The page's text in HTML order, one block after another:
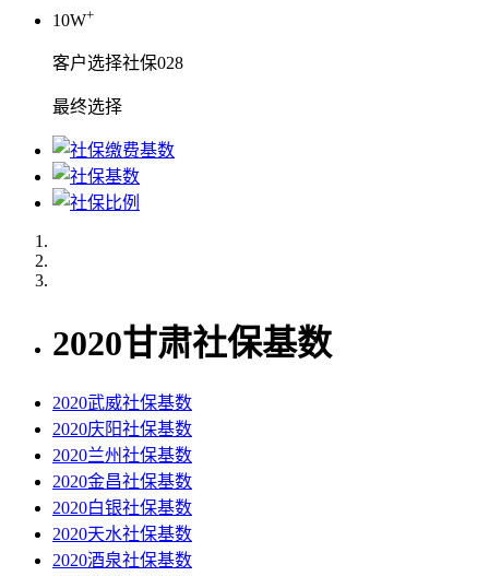
10W+
客户选择社保028
最终选择
2020甘肃社保基数
2020武威社保基数
2020庆阳社保基数
2020兰州社保基数
2020金昌社保基数
2020白银社保基数
2020天水社保基数
2020酒泉社保基数